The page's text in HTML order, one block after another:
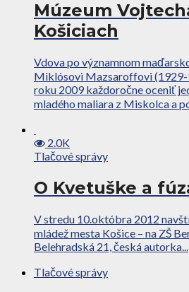
Múzeum
Košiciach
Vdova po významnom
Miklósovi Mazsaroffovi (1929-
roku 2009 každoročne oceniť
mladého maliara z Miskolca a
2.0K
Tlačové správy
O Kvetuške a
V stredu 10.októbra 2012
mládež mesta Košice – na ZŠ
Belehradská 21, česká autorka...
Tlačové správy